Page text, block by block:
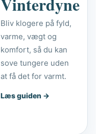
Bliv klogere på fyld,
varme, vægt og
komfort, så du kan
sove tungere uden
at få det for varmt.
Læs guiden →